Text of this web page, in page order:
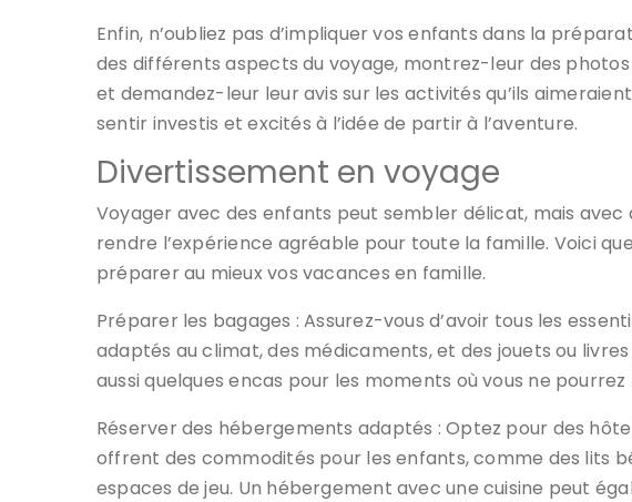
Enfin, n’oubliez pas d’impliquer vos enfants dans la
des différents aspects du voyage, montrez-leur des
et demandez-leur leur avis sur les activités qu’ils
sentir investis et excités à l’idée de partir à l’aventure.
Divertissement en voyage
Voyager avec des enfants peut sembler délicat, mais avec
rendre l’expérience agréable pour toute la famille. Voici
préparer au mieux vos vacances en famille.
Préparer les bagages : Assurez-vous d’avoir tous les
adaptés au climat, des médicaments, et des jouets ou
aussi quelques encas pour les moments où vous ne
Réserver des hébergements adaptés : Optez pour des
offrent des commodités pour les enfants, comme des lits
espaces de jeu. Un hébergement avec une cuisine peut